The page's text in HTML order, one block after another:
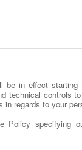
in effect
technical controls
regards to your
Policy